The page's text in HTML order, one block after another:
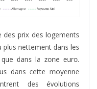
des prix des logements
plus nettement dans les
dans la zone euro.
dans cette moyenne
des évolutions